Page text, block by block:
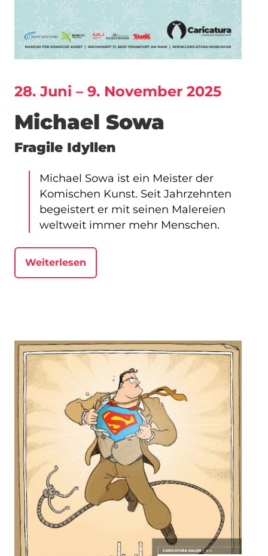
28. Juni – 9. November 2025
Michael Sowa
Fragile Idyllen
Michael Sowa ist ein Meister der
Komischen Kunst. Seit Jahrzehnten
begeistert er mit seinen Malereien
weltweit immer mehr Menschen.
Weiterlesen